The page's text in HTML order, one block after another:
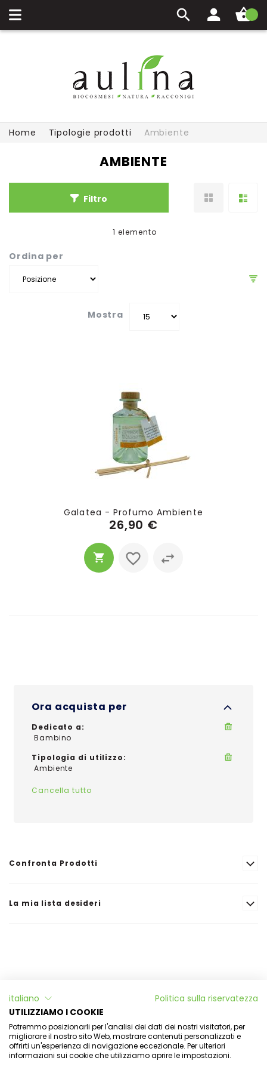
Carrello
Home Tipologie prodotti Ambiente
AMBIENTE
Filtro
Ordina per
1 elemento
Mostra
Galatea - Profumo Ambiente
26,90 €
Ora acquista per
Dedicato a
Bambino
Tipologia di utilizzo
Ambiente
Cancella tutto
Confronta Prodotti
La mia lista desideri
L'Officina di Aulina
Il mio account
Newsletter
italiano
Politica sulla riservatezza
UTILIZZIAMO I COOKIE
Potremmo posizionarli per l'analisi dei dati dei nostri visitatori, per
migliorare il nostro sito Web, mostrare contenuti personalizzati e
offrirti un'esperienza di navigazione eccezionale. Per ulteriori
informazioni sui cookie che utilizziamo aprire le impostazioni.